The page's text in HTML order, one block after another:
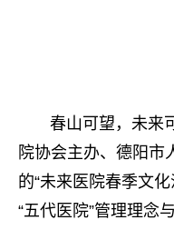
春山可望，未来
院协会主办、德阳市
的“未来医院春季文
“五代医院”管理理念